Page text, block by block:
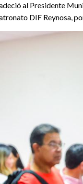
al Presidente
DIF Reynosa,